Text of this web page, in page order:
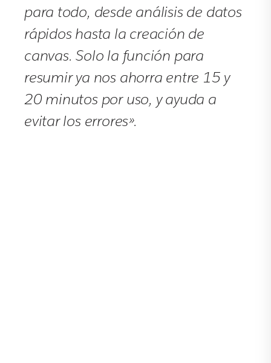
para todo, desde análisis de datos
rápidos hasta la creación de
canvas. Solo la función para
resumir ya nos ahorra entre 15 y
20 minutos por uso, y ayuda a
evitar los errores».